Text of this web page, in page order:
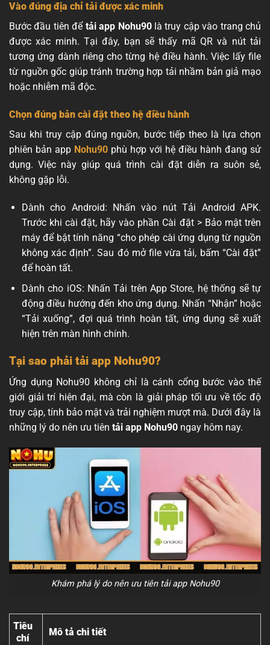
Vào đúng địa chỉ tải được xác minh
Bước đầu tiên để tải app Nohu90là truy cập vào trang chủ
được xác minh. Tại đây, bạn sẽ thấy mã QR và nút tải
tương ứng dành riêng cho từng hệ điều hành. Việc lấy file
từ nguồn gốc giúp tránh trường hợp tải nhầm bản giả mạo
hoặc nhiễm mã độc.
Chọn đúng bản cài đặt theo hệ điều hành
Sau khi truy cập đúng nguồn, bước tiếp theo là lựa chọn
phiên bản app Nohu90 phù hợp với hệ điều hành đang sử
dụng. Việc này giúp quá trình cài đặt diễn ra suôn sẻ,
không gặp lỗi.
Dành cho Android: Nhấn vào nút Tải Android APK.
Trước khi cài đặt, hãy vào phần Cài đặt > Bảo mật trên
máy để bật tính năng “cho phép cài ứng dụng từ nguồn
không xác định”. Sau đó mở file vừa tải, bấm “Cài đặt”
để hoàn tất.
Dành cho iOS: Nhấn Tải trên App Store, hệ thống sẽ tự
động điều hướng đến kho ứng dụng. Nhấn “Nhận” hoặc
“Tải xuống”, đợi quá trình hoàn tất, ứng dụng sẽ xuất
hiện trên màn hình chính.
Tại sao phải tải app Nohu90?
Ứng dụng Nohu90 không chỉ là cánh cổng bước vào thế
giới giải trí hiện đại, mà còn là giải pháp tối ưu về tốc độ
truy cập, tính bảo mật và trải nghiệm mượt mà. Dưới đây là
những lý do nên ưu tiên tải app Nohu90 ngay hôm nay.
Khám phá lý do nên ưu tiên tải app Nohu90
Tiêu
chí
Mô tả chi tiết